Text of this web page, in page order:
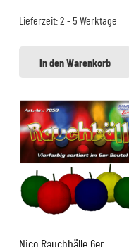
3,99 €2,99 €.
Lieferzeit:2 - 5 Werktage
In den Warenkorb
Nico Rauchbälle 6er